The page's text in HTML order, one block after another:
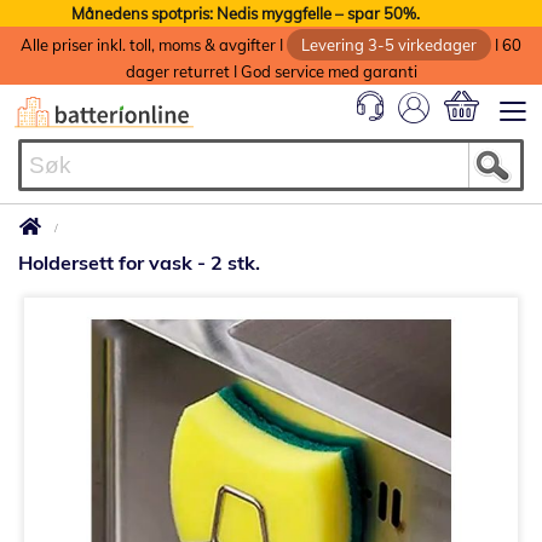
Månedens spotpris: Nedis myggfelle – spar 50%.
Alle priser inkl. toll, moms & avgifter I
Levering 3-5 virkedager
I 60
dager returret I God service med garanti
Holdersett for vask - 2 stk.